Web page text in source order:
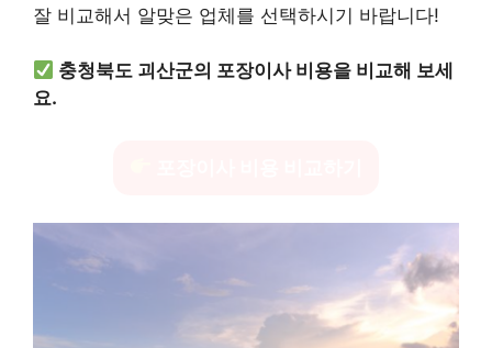
잘 비교해서 알맞은 업체를 선택하시기 바랍니다!
충청북도 괴산군의 포장이사 비용을 비교해 보세
요.